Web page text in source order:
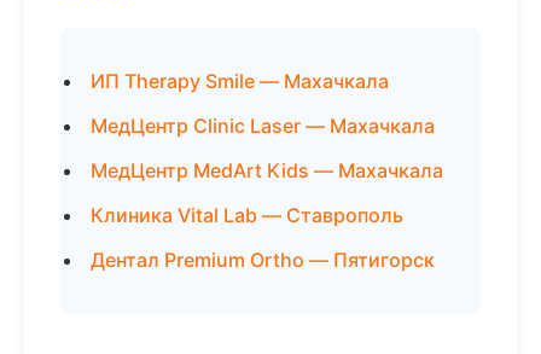
ИП Therapy Smile — Махачкала
МедЦентр Clinic Laser — Махачкала
МедЦентр MedArt Kids — Махачкала
Клиника Vital Lab — Ставрополь
Дентал Premium Ortho — Пятигорск